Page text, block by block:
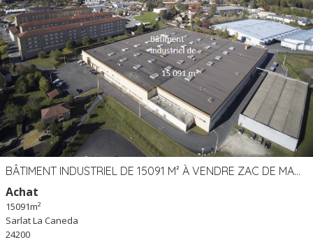
BÂTIMENT INDUSTRIEL DE 15091 M² À VENDRE ZAC DE MADRAZÈS À SARLAT (24)
Achat
15091m²
Sarlat La Caneda
24200